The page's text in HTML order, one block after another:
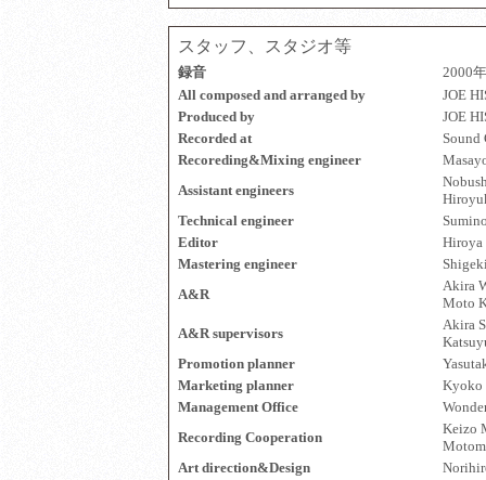
スタッフ、スタジオ等
録音
2000
All composed and arranged by
JOE
Produced by
JOE
Recorded at
Sound
Recoreding&Mixing engineer
Assistant engineers
Technical engineer
Editor
Hiroya
Mastering engineer
A&R
Akira
Moto
A&R supervisors
Akira
Promotion planner
Marketing planner
Kyoko
Management Office
Recording Cooperation
Keizo
Art direction&Design